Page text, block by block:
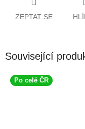
ZEPTAT SE
Související
Po celé ČR